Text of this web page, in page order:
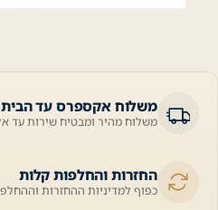
משלוח אקספרס עד הבית
משלוח מהיר ומבטיח שירות עד
החזרות והחלפות קלות
כפוף למדיניות ההחזרות